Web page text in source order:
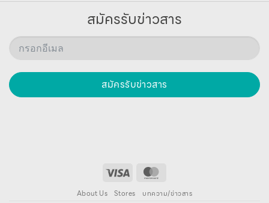
สมัครรับข่าวสาร
สมัครรับข่าวสาร
About Us Stores บทความ/ข่าวสาร